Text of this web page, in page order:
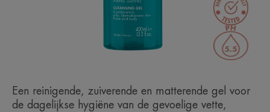
Een reinigende, zuiverende en matterende gel voor
de dagelijkse hygiëne van de gevoelige vette,